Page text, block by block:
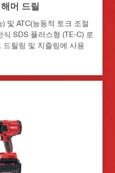
머 드릴
및 ATC(능동적 토크 조절
SDS 플러스형 (TE-C) 로
드릴링 및 치즐링에 사용